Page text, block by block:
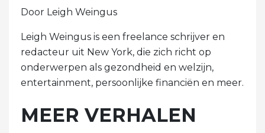
Door Leigh Weingus
Leigh Weingus is een freelance schrijver en
redacteur uit New York, die zich richt op
onderwerpen als gezondheid en welzijn,
entertainment, persoonlijke financiën en meer.
MEER VERHALEN